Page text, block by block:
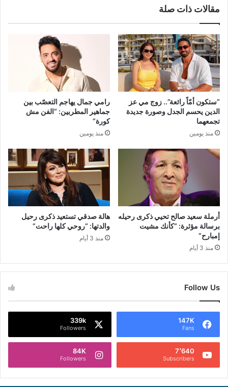
مقالات ذات صلة
“ستكون أمّاً رائعة”.. زوج مي عز
الدين يحسم الجدل وصورة جديدة
تجمعهما
منذ يومين
رامي جمال يهاجم التعصّب بين
جماهير المطربين: “الفن مش
كورة”
منذ يومين
أرملة سعيد صالح تحيي ذكرى رحيله
برسالة مؤثرة: “كأنك مشيت
إمبارح”
منذ 3 أيام
هالة صدقي تستعيد ذكرى رحيل
والدتها: “روحي كلها راحت”
منذ 3 أيام
Follow Us
147K
Fans
339k
Followers
7٬640
Subscribers
84K
Followers